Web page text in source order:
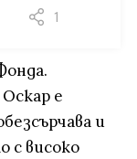
1
е
и
с високо